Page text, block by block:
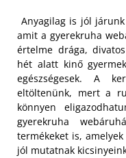
Anyagilag is jól
amit a gyerekruha
értelme drága,
hét alatt kinő
egészségesek. A
eltöltenünk, mert a
könnyen
gyerekruha
termékeket is,
jól mutatnak